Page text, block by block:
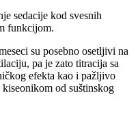
sedacije kod svesnih
funkcijom.
su posebno osetljivi na
pa je zato titracija sa
efekta kao i pažljivo
od suštinskog